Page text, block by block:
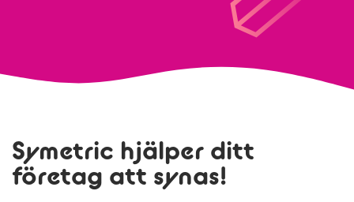
Symetric hjälper ditt
företag att synas!